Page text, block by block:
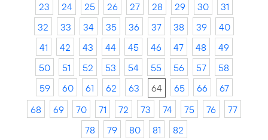
23
24 25 26 27 28 29 30
31
32
33 34 35 36 37 38 39
40
41
42 43 44 45 46 47 48
49
50
51 52 53 54 55 56 57
58
59
60 61 62 63 64 65 66
67
68
69 70 71 72 73 74 75 76
77
78
79 80 81 82